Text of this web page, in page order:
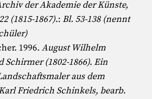
der Akademie der Künste,
(1815-1867).: Bl. 53-138 (nennt
. 1996.August Wilhelm
Schirmer (1802-1866). Ein
aus dem
Friedrich Schinkels, bearb.